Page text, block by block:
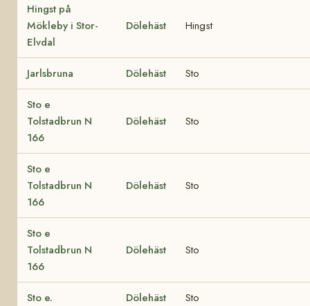
Hingst på
Mökleby i Stor-
Elvdal
Dölehäst Hingst
Jarlsbruna Dölehäst Sto
Sto e
Tolstadbrun N
166
Dölehäst Sto
Sto e
Tolstadbrun N
166
Dölehäst Sto
Sto e
Tolstadbrun N
166
Dölehäst Sto
Sto e. Dölehäst Sto